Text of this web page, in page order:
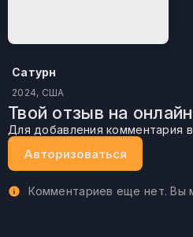
Сатурн
2024, США
Твой отзыв на
Для добавления комментария
Авторизоваться
Комментариев еще нет. Вы